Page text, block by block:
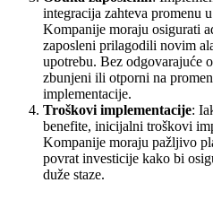
integracija zahteva promenu
Kompanije moraju osigurati
zaposleni prilagodili novim
upotrebu. Bez odgovarajuće
zbunjeni ili otporni na
implementacije.
Troškovi implementacije:
benefite, inicijalni troškovi
Kompanije moraju pažljivo
povrat investicije kako bi
duže staze.